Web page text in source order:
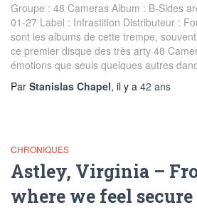
Groupe : 48 Cameras Album : B-Sides
01-27 Label : Infrastition Distributeur :
sont les albums de cette trempe,
ce premier disque des très arty 48
émotions que seuls quelques autres
Par Stanislas Chapel, il y a 42 ans
CHRONIQUES
Astley, Virginia –
where we feel secure